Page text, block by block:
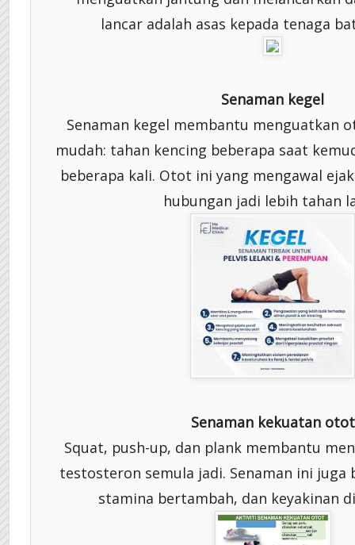
lancar adalah asas kepada tenaga
Senaman kegel
Senaman kegel membantu menguatkan
mudah: tahan kencing beberapa saat
beberapa kali. Otot ini yang mengawal
hubungan jadi lebih tahan
Senaman kekuatan otot
Squat, push-up, dan plank membantu
testosteron semula jadi. Senaman ini
stamina bertambah, dan keyakinan